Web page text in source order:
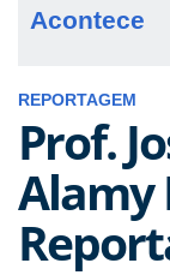
Acontece
REPORTAGEM
Prof.
Alamy